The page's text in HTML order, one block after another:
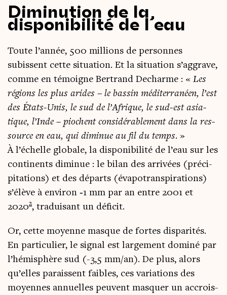
Diminution de la
disponibilité de l’eau
Toute l’année, 500 mil­lions de per­sonnes
subissent cette situa­tion. Et la situa­tion s’aggrave,
comme en témoigne Ber­trand Decharme : « Les
régions les plus arides – le bas­sin médi­ter­ra­néen, l’est
des États-Unis, le sud de l’Afrique, le sud-est asia­
tique, l’Inde – piochent consi­dé­ra­ble­ment dans la res­
source en eau, qui dimi­nue au fil du temps. »
À l’échelle glo­bale, la dis­po­ni­bi­li­té de l’eau sur les
conti­nents dimi­nue : le bilan des arri­vées (pré­ci­
pi­ta­tions) et des départs (éva­po­trans­pi­ra­tions)
s’élève à envi­ron ‑1 mm par an entre 2001 et
20202, tra­dui­sant un déficit.
Or, cette moyenne masque de fortes dis­pa­ri­tés.
En par­ti­cu­lier, le signal est lar­ge­ment domi­né par
l’hémisphère sud (-3,5 mm/an). De plus, alors
qu’elles paraissent faibles, ces varia­tions des
moyennes annuelles peuvent mas­quer un accrois­